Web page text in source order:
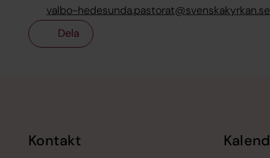
valbo-hedesunda.pastorat@svenskakyrkan.se
Dela
Kontakt